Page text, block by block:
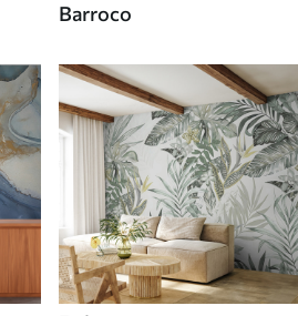
Barroco